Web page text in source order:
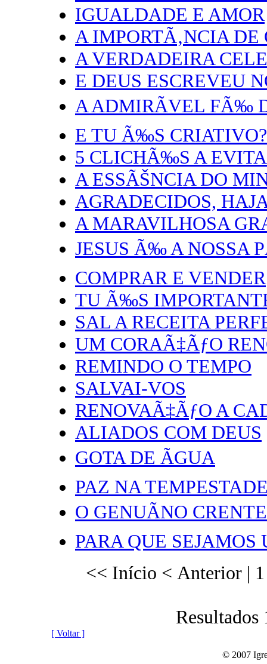
IGUALDADE E AMOR
A IMPORTÃ‚NCIA DE
A VERDADEIRA
E DEUS ESCREVEU
A ADMIRÃVEL FÃ‰
E TU Ã‰S CRIATIVO?
5 CLICHÃ‰S A
A ESSÃŠNCIA DO
AGRADECIDOS,
A MARAVILHOSA
JESUS Ã‰ A NOSSA
COMPRAR E VENDER
TU Ã‰S
SAL A RECEITA
UM CORAÃ‡ÃƒO
REMINDO O TEMPO
SALVAI-VOS
RENOVAÃ‡ÃƒO A
ALIADOS COM DEUS
GOTA DE ÃGUA
PAZ NA
O GENUÃNO
PARA QUE SEJAMOS
<< Início < Anterior | 1
Resultados
[ Voltar ]
© 2007